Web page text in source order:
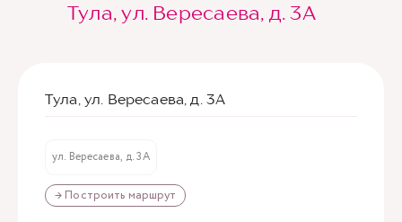
Тула, ул. Вересаева, д. 3А
Тула, ул. Вересаева, д. 3А
ул. Вересаева, д. 3А
→ Построить маршрут